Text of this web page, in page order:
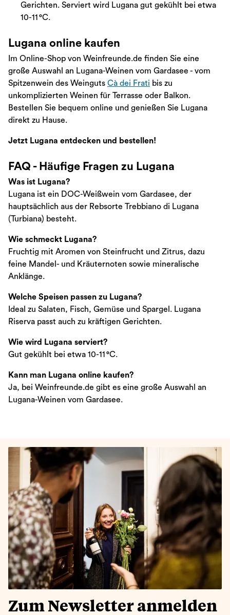
Gerichten. Serviert wird Lugana gut gekühlt bei etwa
10-11 °C.
Lugana online kaufen
Im Online-Shop von Weinfreunde.de finden Sie eine
große Auswahl an Lugana-Weinen vom Gardasee - vom
Spitzenwein des Weinguts Cà dei Frati bis zu
unkomplizierten Weinen für Terrasse oder Balkon.
Bestellen Sie bequem online und genießen Sie Lugana
direkt zu Hause.
Jetzt Lugana entdecken und bestellen!
FAQ - Häufige Fragen zu Lugana
Was ist Lugana?
Lugana ist ein DOC-Weißwein vom Gardasee, der
hauptsächlich aus der Rebsorte Trebbiano di Lugana
(Turbiana) besteht.
Wie schmeckt Lugana?
Fruchtig mit Aromen von Steinfrucht und Zitrus, dazu
feine Mandel- und Kräuternoten sowie mineralische
Anklänge.
Welche Speisen passen zu Lugana?
Ideal zu Salaten, Fisch, Gemüse und Spargel. Lugana
Riserva passt auch zu kräftigen Gerichten.
Wie wird Lugana serviert?
Gut gekühlt bei etwa 10-11 °C.
Kann man Lugana online kaufen?
Ja, bei Weinfreunde.de gibt es eine große Auswahl an
Lugana-Weinen vom Gardasee.
Zum Newsletter anmelden